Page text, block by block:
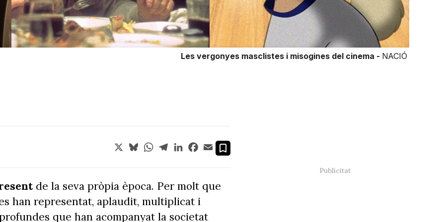
Les vergonyes masclistes i misogines del cinema - NACIÓ
X BlueskyWhatsApp
TelegramLinkedInFacebook
Email
de la seva pròpia època. Per molt que
han representat, aplaudit, multiplicat i
que han acompanyat la societat